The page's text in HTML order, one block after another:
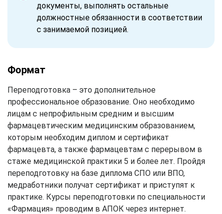
документы, выполнять остальные
должностные обязанности в соответствии
с занимаемой позицией.
Формат
Переподготовка – это дополнительное
профессиональное образование. Оно необходимо
лицам с непрофильным средним и высшим
фармацевтическим медицинским образованием,
которым необходим диплом и сертификат
фармацевта, а также фармацевтам с перерывом в
стаже медицинской практики 5 и более лет. Пройдя
переподготовку на базе диплома СПО или ВПО,
медработники получат сертификат и приступят к
практике. Курсы переподготовки по специальности
«Фармация» проводим в АПОК через интернет.